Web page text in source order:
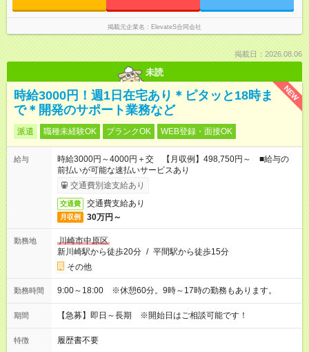
掲載元企業名 ElevateS合同会社
掲載日：2026.08.06
未読
NEW
時給3000円！週1日在宅あり＊ピタッと18時ま
で＊開発のサポート業務など
派遣 職種未経験OK ブランクOK WEB登録・面接OK
給与
時給3000円～4000円＋交 【月収例】498,750円～ ■給与の
前払いが可能な速払いサービスあり
交通費別途支給あり
交通費 交通費支給あり
月収例 30万円～
勤務地
川崎市中原区
新川崎駅から徒歩20分 / 平間駅から徒歩15分
その他
勤務時間 9:00～18:00 ※休憩60分。9時～17時の勤務もあります。
期間 【急募】即日～長期 ※開始日はご相談可能です！
特徴 履歴書不要